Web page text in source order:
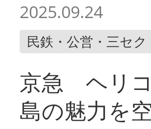
2025.09.24
民鉄・公営・三セク
京急 ヘリ
島の魅力を